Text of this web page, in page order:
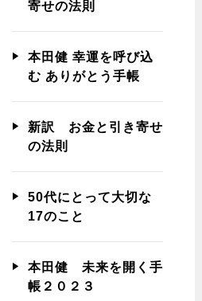
寄せの法則
本田健 幸運を呼び込
む ありがとう手帳
新訳 お金と引き寄せ
の法則
50代にとって大切な
17のこと
本田健 未来を開く手
帳２０２３